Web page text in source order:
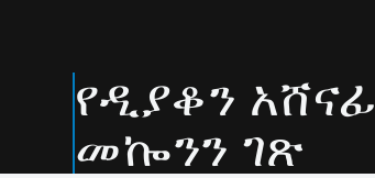
የዲያቆን አሸናፊ
መኰንን ገጽ